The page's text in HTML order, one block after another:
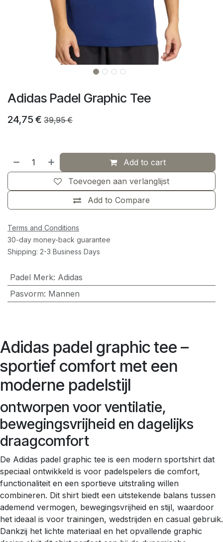
Adidas Padel Graphic Tee
24,75 € 39,95€
Add to cart
Add to Compare
Toevoegen aan verlanglijst
Terms and Conditions
30-day money-back guarantee
Shipping: 2-3 Business Days
Padel Merk: Adidas
Pasvorm: Mannen
Adidas padel graphic tee –
sportief comfort met een
moderne padelstijl
ontworpen voor ventilatie,
bewegingsvrijheid en dagelijks
draagcomfort
De Adidas padel graphic tee is een modern sportshirt dat
speciaal ontwikkeld is voor padelspelers die comfort,
functionaliteit en een sportieve uitstraling willen
combineren. Dit shirt biedt een uitstekende balans tussen
ademend vermogen, bewegingsvrijheid en stijl, waardoor
het ideaal is voor trainingen, wedstrijden en casual gebruik.
Dankzij het lichte materiaal en het opvallende graphic